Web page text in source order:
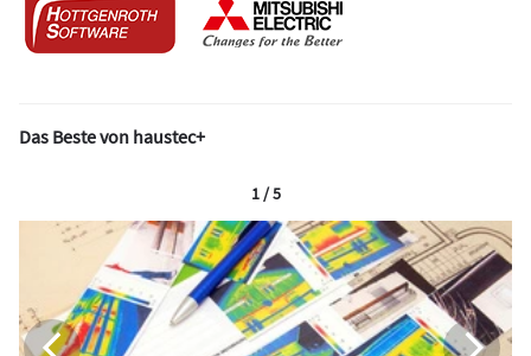
Das Beste von haustec+
1 / 5